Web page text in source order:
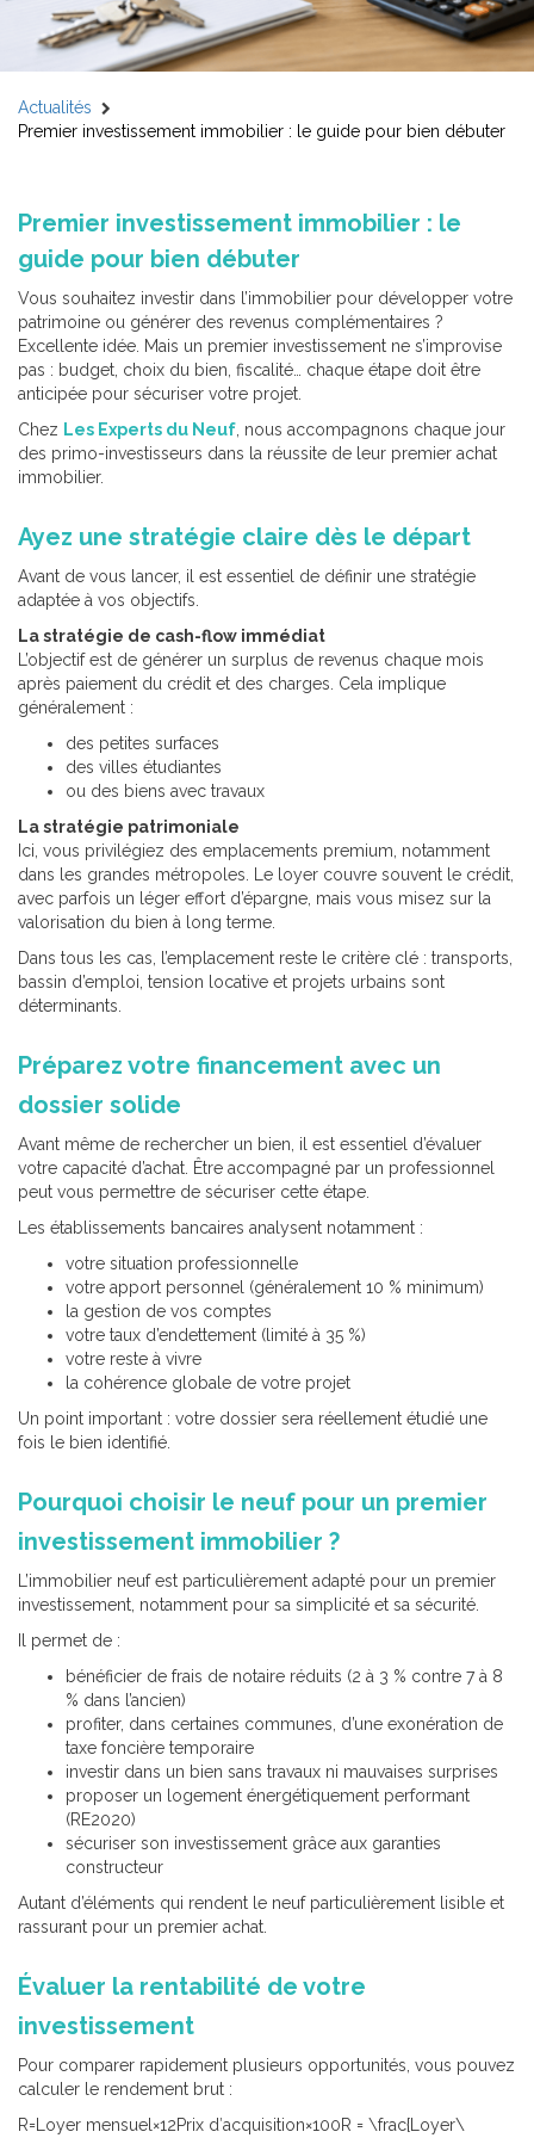
Actualités
Premier investissement immobilier : le guide pour bien débuter
Premier investissement immobilier : le
guide pour bien débuter
Vous souhaitez investir dans l’immobilier pour développer votre
patrimoine ou générer des revenus complémentaires ?
Excellente idée. Mais un premier investissement ne s’improvise
pas : budget, choix du bien, fiscalité… chaque étape doit être
anticipée pour sécuriser votre projet.
Chez Les Experts du Neuf , nous accompagnons chaque jour
des primo-investisseurs dans la réussite de leur premier achat
immobilier.
Ayez une stratégie claire dès le départ
Avant de vous lancer, il est essentiel de définir une stratégie
adaptée à vos objectifs.
La stratégie de cash-flow immédiat
L’objectif est de générer un surplus de revenus chaque mois
après paiement du crédit et des charges. Cela implique
généralement :
des petites surfaces
des villes étudiantes
ou des biens avec travaux
La stratégie patrimoniale
Ici, vous privilégiez des emplacements premium, notamment
dans les grandes métropoles. Le loyer couvre souvent le crédit,
avec parfois un léger effort d’épargne, mais vous misez sur la
valorisation du bien à long terme.
Dans tous les cas, l’emplacement reste le critère clé : transports,
bassin d’emploi, tension locative et projets urbains sont
déterminants.
Préparez votre financement avec un
dossier solide
Avant même de rechercher un bien, il est essentiel d’évaluer
votre capacité d’achat. Être accompagné par un professionnel
peut vous permettre de sécuriser cette étape.
Les établissements bancaires analysent notamment :
votre situation professionnelle
votre apport personnel (généralement 10 % minimum)
la gestion de vos comptes
votre taux d’endettement (limité à 35 %)
votre reste à vivre
la cohérence globale de votre projet
Un point important : votre dossier sera réellement étudié une
fois le bien identifié.
Pourquoi choisir le neuf pour un premier
investissement immobilier ?
L’immobilier neuf est particulièrement adapté pour un premier
investissement, notamment pour sa simplicité et sa sécurité.
Il permet de :
bénéficier de frais de notaire réduits (2 à 3 % contre 7 à 8
% dans l’ancien)
profiter, dans certaines communes, d’une exonération de
taxe foncière temporaire
investir dans un bien sans travaux ni mauvaises surprises
proposer un logement énergétiquement performant
(RE2020)
sécuriser son investissement grâce aux garanties
constructeur
Autant d’éléments qui rendent le neuf particulièrement lisible et
rassurant pour un premier achat.
Évaluer la rentabilité de votre
investissement
Pour comparer rapidement plusieurs opportunités, vous pouvez
calculer le rendement brut :
R=Loyer mensuel×12Prix d′acquisition×100R = \frac{Loyer\